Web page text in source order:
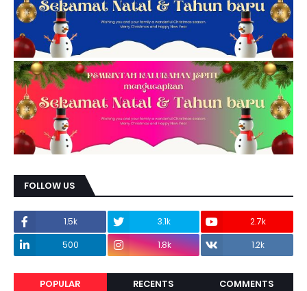
FOLLOW US
1.5k 3.1k
2.7k
500
1.8k 1.2k
POPULAR RECENTS COMMENTS